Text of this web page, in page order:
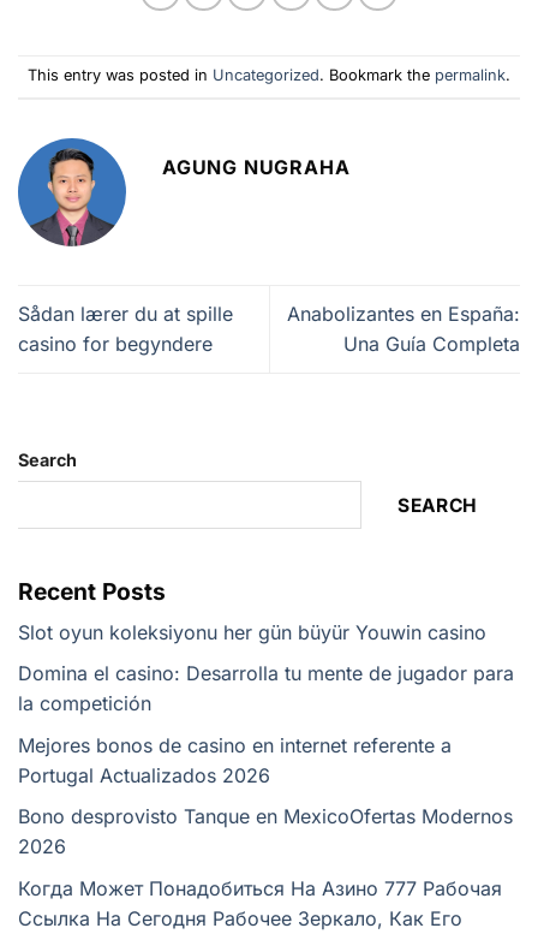
This entry was posted in Uncategorized. Bookmark the permalink.
AGUNG NUGRAHA
Sådan lærer du at spille
casino for begyndere
Anabolizantes en España:
Una Guía Completa
Search
SEARCH
Recent Posts
Slot oyun koleksiyonu her gün büyür Youwin casino
Domina el casino: Desarrolla tu mente de jugador para
la competición
Mejores bonos de casino en internet referente a
Portugal Actualizados 2026
Bono desprovisto Tanque en Mexico️Ofertas Modernos
2026
Когда Может Понадобиться На Азино 777 Рабочая
Ссылка На Сегодня Рабочее Зеркало, Как Его